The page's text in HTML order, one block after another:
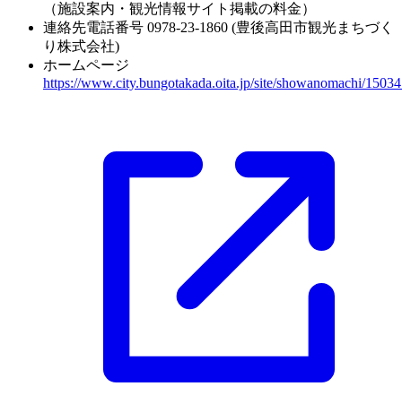
（施設案内・観光情報サイト掲載の料金）
連絡先電話番号 0978-23-1860 (豊後高田市観光まちづく
り株式会社)
ホームページ
https://www.city.bungotakada.oita.jp/site/showanomachi/